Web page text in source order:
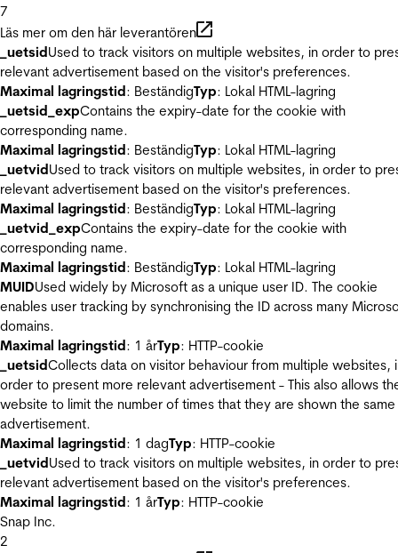
7
Läs mer om den här leverantören
_uetsidUsed to track visitors on multiple websites, in order to
relevant advertisement based on the visitor's preferences.
Maximal lagringstid: BeständigTyp: Lokal HTML-lagring
_uetsid_expContains the expiry-date for the cookie with
corresponding name.
Maximal lagringstid: BeständigTyp: Lokal HTML-lagring
_uetvidUsed to track visitors on multiple websites, in order to
relevant advertisement based on the visitor's preferences.
Maximal lagringstid: BeständigTyp: Lokal HTML-lagring
_uetvid_expContains the expiry-date for the cookie with
corresponding name.
Maximal lagringstid: BeständigTyp: Lokal HTML-lagring
MUIDUsed widely by Microsoft as a unique user ID. The cookie
enables user tracking by synchronising the ID across many
domains.
Maximal lagringstid: 1 årTyp: HTTP-cookie
_uetsidCollects data on visitor behaviour from multiple websites,
order to present more relevant advertisement - This also allows
website to limit the number of times that they are shown the same
advertisement.
Maximal lagringstid: 1 dagTyp: HTTP-cookie
_uetvidUsed to track visitors on multiple websites, in order to
relevant advertisement based on the visitor's preferences.
Maximal lagringstid: 1 årTyp: HTTP-cookie
Snap Inc.
2